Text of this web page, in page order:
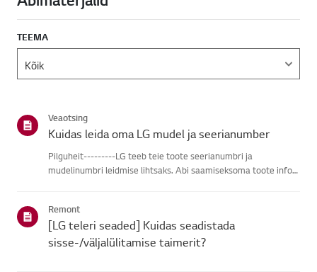
TEEMA
Veaotsing
Kuidas leida oma LG mudel ja seerianumber
Pilguheit---------LG teeb teie toote seerianumbri ja
mudelinumbri leidmise lihtsaks. Abi saamiseksoma toote info
võiva...
Remont
[LG teleri seaded] Kuidas seadistada
sisse-/väljalülitamise taimerit?